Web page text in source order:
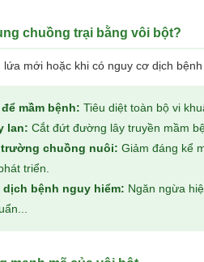
chuồng trại bằng vôi bột?
lứa mới hoặc khi có nguy cơ dịch
mầm bệnh: Tiêu diệt toàn bộ vi
lan: Cắt đứt đường lây truyền mầm
chuồng nuôi: Giảm đáng kể
triển.
bệnh nguy hiểm: Ngăn ngừa